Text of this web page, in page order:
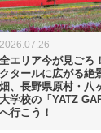
2026.07.26
全エリア今が見ご
クタールに広がる絶
畑、長野県原村・八
大学校の「YATZ
へ行こう！